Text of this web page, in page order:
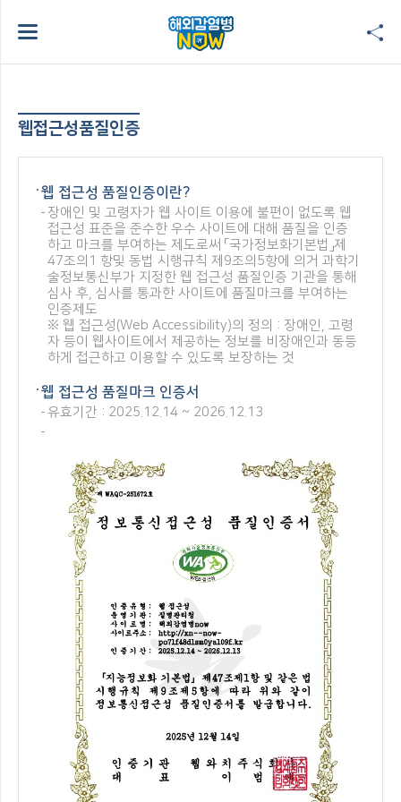
웹접근성품질인증
웹 접근성 품질인증이란?
장애인 및 고령자가 웹 사이트 이용에 불편이 없도록 웹
접근성 표준을 준수한 우수 사이트에 대해 품질을 인증
하고 마크를 부여하는 제도로써 「국가정보화기본법」제
47조의1 항및 동법 시행규칙 제9조의5항에 의거 과학기
술정보통신부가 지정한 웹 접근성 품질인증 기관을 통해
심사 후, 심사를 통과한 사이트에 품질마크를 부여하는
인증제도
※ 웹 접근성(Web Accessibility)의 정의 : 장애인, 고령
자 등이 웹사이트에서 제공하는 정보를 비장애인과 동등
하게 접근하고 이용할 수 있도록 보장하는 것
웹 접근성 품질마크 인증서
유효기간 : 2025.12.14 ~ 2026.12.13